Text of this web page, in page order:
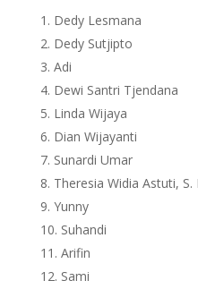
Dedy Lesmana
Dedy Sutjipto
Adi
Dewi Santri Tjendana
Linda Wijaya
Dian Wijayanti
Sunardi Umar
Theresia Widia Astuti, S.
Yunny
Suhandi
Arifin
Sami